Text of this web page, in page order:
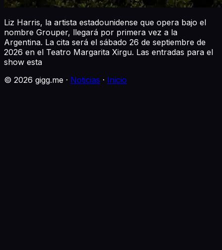
Liz Harris, la artista estadounidense que opera bajo el
nombre Grouper, llegará por primera vez a la
Argentina. La cita será el sábado 26 de septiembre de
2026 en el Teatro Margarita Xirgu. Las entradas para el
show esta
© 2026 gigg.me · Noticias · Inicio